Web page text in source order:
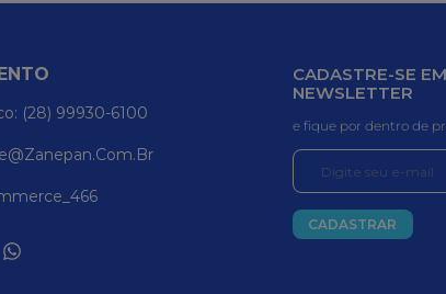
(28) 99930-6100
CADASTRE-SE
NEWSLETTER
e fique por dentro de
CADASTRAR